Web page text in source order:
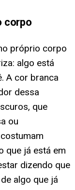
corpo
próprio corpo
algo está
A cor branca
dessa
que
ou
que já está em
dizendo que
algo que já